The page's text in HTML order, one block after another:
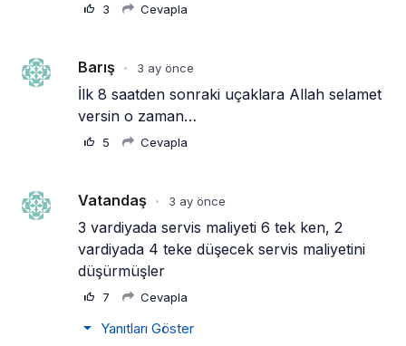
3 Cevapla
Barış • 3 ay önce
İlk 8 saatden sonraki uçaklara Allah selamet
versin o zaman…
5 Cevapla
Vatandaş • 3 ay önce
3 vardiyada servis maliyeti 6 tek ken, 2
vardiyada 4 teke düşecek servis maliyetini
düşürmüşler
7 Cevapla
Yanıtları Göster